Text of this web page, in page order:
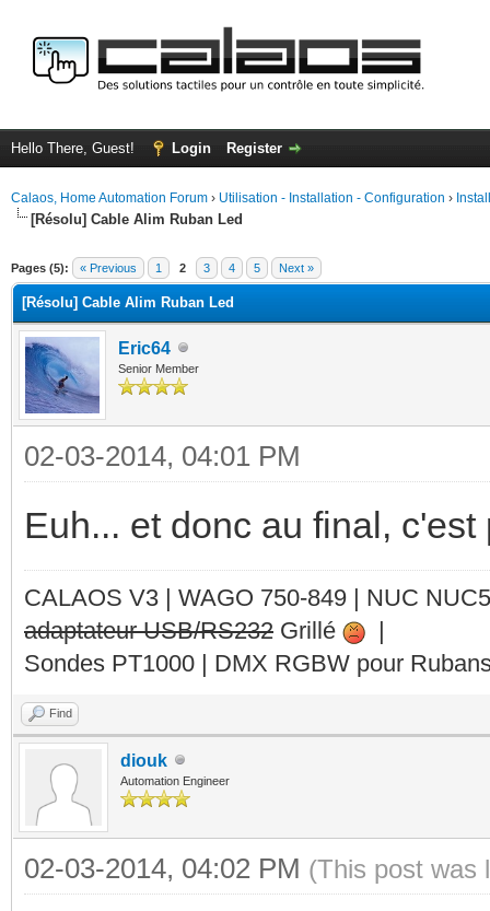
Hello There, Guest! Login Register
Calaos, Home Automation Forum › Utilisation - Installation - Configuration ›
[Résolu] Cable Alim Ruban Led
Pages (5): « Previous 1 2 3 4 5 Next »
[Résolu] Cable Alim Ruban Led
Eric64
Senior Member
02-03-2014, 04:01 PM
Euh... et donc au final,
CALAOS V3 | WAGO 750-849 | NUC
adaptateur USB/RS232 Grillé
|
Sondes PT1000 | DMX RGBW pour
Find
diouk
Automation Engineer
02-03-2014, 04:02 PM (This post was